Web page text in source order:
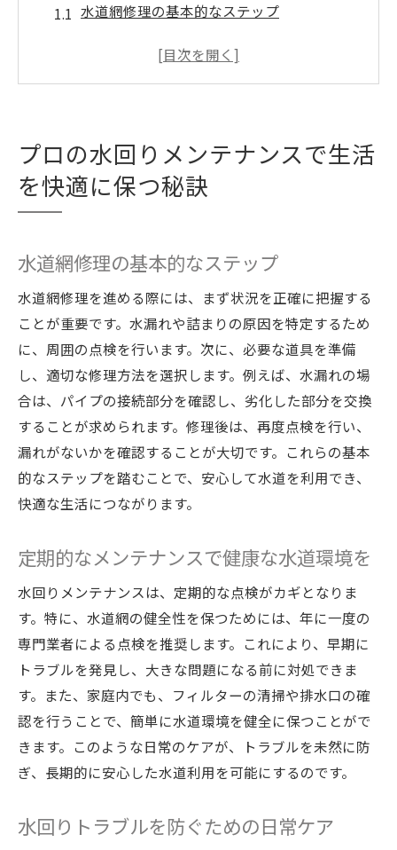
水道網修理の基本的なステップ
水回りトラブルを防ぐための日常ケア
メンテナンス記録の重要性
水漏れを未然に防ぐための水道網修理のポイン
ト
漏水検知器の効果的な使い方
シーリング剤の選び方と使い方
配管接続部の点検方法
水漏れの原因とその解決方法
プロによる定期点検の重要性
信頼できる業者選びで安心の水回りメンテナン
ス
良い業者を見分けるポイント
口コミやレビューの効果的な利用法
見積もり取得のステップバイステップ
業者とのトラブルを避けるために
地域密着型業者のメリット
プロが教える水回りメンテナンスの具体的なア
ドバイス
プロ直伝！毎日できる簡単メンテナンス
水道管の定期清掃の手順
専門家おすすめのメンテナンスツール
配管の寿命を延ばすテクニック
プロの水回りメンテナンスで生活
を快適に保つ秘訣
水道網修理の基本的なステップ
水道網修理を進める際には、まず状況を正確に把握する
ことが重要です。水漏れや詰まりの原因を特定するため
に、周囲の点検を行います。次に、必要な道具を準備
し、適切な修理方法を選択します。例えば、水漏れの場
合は、パイプの接続部分を確認し、劣化した部分を交換
することが求められます。修理後は、再度点検を行い、
漏れがないかを確認することが大切です。これらの基本
的なステップを踏むことで、安心して水道を利用でき、
快適な生活につながります。
定期的なメンテナンスで健康な水道環境を
水回りメンテナンスは、定期的な点検がカギとなりま
す。特に、水道網の健全性を保つためには、年に一度の
専門業者による点検を推奨します。これにより、早期に
トラブルを発見し、大きな問題になる前に対処できま
す。また、家庭内でも、フィルターの清掃や排水口の確
認を行うことで、簡単に水道環境を健全に保つことがで
きます。このような日常のケアが、トラブルを未然に防
ぎ、長期的に安心した水道利用を可能にするのです。
水回りトラブルを防ぐための日常ケア